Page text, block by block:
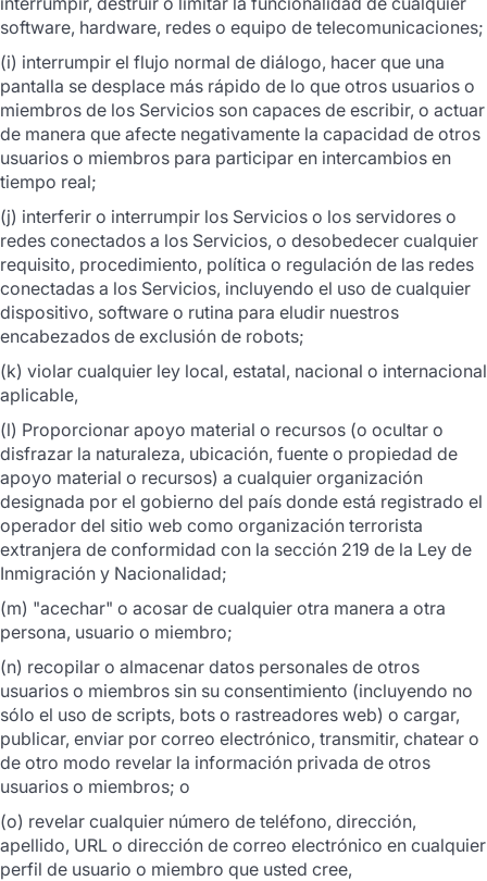
software, hardware, redes o equipo de telecomunicaciones;
(i) interrumpir el flujo normal de diálogo, hacer que una
pantalla se desplace más rápido de lo que otros usuarios o
miembros de los Servicios son capaces de escribir, o actuar
de manera que afecte negativamente la capacidad de otros
usuarios o miembros para participar en intercambios en
tiempo real;
(j) interferir o interrumpir los Servicios o los servidores o
redes conectados a los Servicios, o desobedecer cualquier
requisito, procedimiento, política o regulación de las redes
conectadas a los Servicios, incluyendo el uso de cualquier
dispositivo, software o rutina para eludir nuestros
encabezados de exclusión de robots;
(k) violar cualquier ley local, estatal, nacional o internacional
aplicable,
(l) Proporcionar apoyo material o recursos (o ocultar o
disfrazar la naturaleza, ubicación, fuente o propiedad de
apoyo material o recursos) a cualquier organización
designada por el gobierno del país donde está registrado el
operador del sitio web como organización terrorista
extranjera de conformidad con la sección 219 de la Ley de
Inmigración y Nacionalidad;
(m) "acechar" o acosar de cualquier otra manera a otra
persona, usuario o miembro;
(n) recopilar o almacenar datos personales de otros
usuarios o miembros sin su consentimiento (incluyendo no
sólo el uso de scripts, bots o rastreadores web) o cargar,
publicar, enviar por correo electrónico, transmitir, chatear o
de otro modo revelar la información privada de otros
usuarios o miembros; o
(o) revelar cualquier número de teléfono, dirección,
apellido, URL o dirección de correo electrónico en cualquier
perfil de usuario o miembro que usted cree,